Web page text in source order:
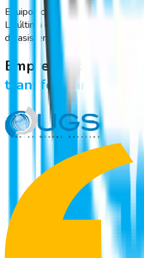
Equipos certificados y validados
La última generación de
de asistencia en el mundo.
Empresas como la
transformaron su